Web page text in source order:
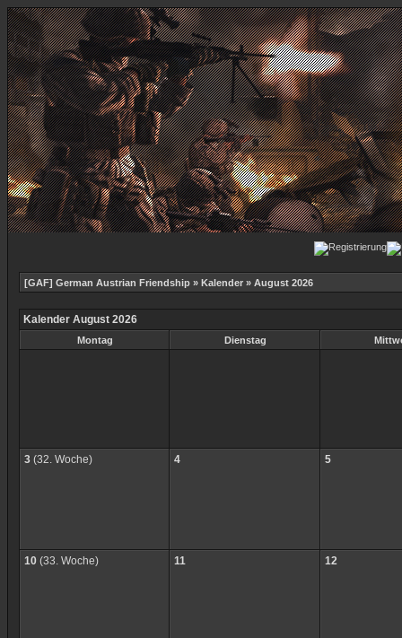
[GAF] German Austrian Friendship » Kalender » August 2026
Kalender August 2026
Montag Dienstag
3 (32. Woche) 4 5
10 (33. Woche) 11 12